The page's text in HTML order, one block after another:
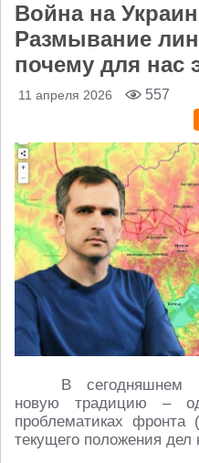
Война на
Размывание
почему для нас
11 апреля 2026 557
В сегодняшнем
новую традицию –
проблематиках
текущего положения